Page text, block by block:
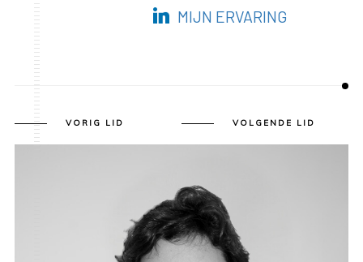
MIJN ERVARING
VORIG LID VOLGENDE LID